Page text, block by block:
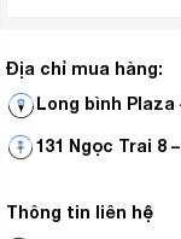
Địa chỉ mua hàng:
Long bình Plaza
131 Ngọc Trai 8
Thông tin liên hệ